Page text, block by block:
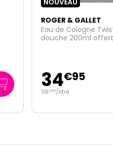
ROGER & GALLET
Thé Vert eau
bienfaisante 100ml
34€95
349€50/litre